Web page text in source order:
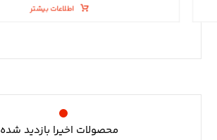
اطلاعات بیشتر
محصولات اخیرا بازدید شده